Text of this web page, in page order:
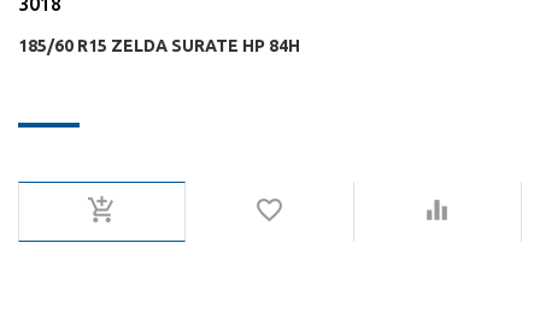
185/60 R15 ZELDA SURATE HP 84H